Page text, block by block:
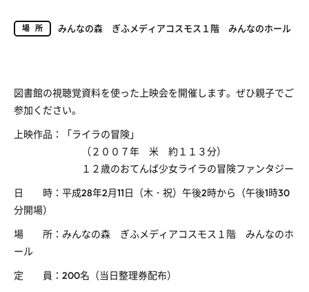
場所 みんなの森 ぎふメディアコスモス１階 みんなのホール
図書館の視聴覚資料を使った上映会を開催します。ぜひ親子でご
参加ください。
上映作品：「ライラの冒険」
（２００７年 米 約１１３分）
１２歳のおてんば少女ライラの冒険ファンタジー
日 時：平成28年2月11日（木・祝）午後2時から（午後1時30
分開場）
場 所：みんなの森 ぎふメディアコスモス１階 みんなのホ
ール
定 員：200名（当日整理券配布）